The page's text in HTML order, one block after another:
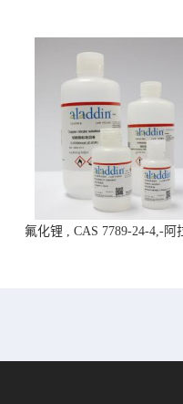
氟化锂 , CAS 7789-24-4,-阿